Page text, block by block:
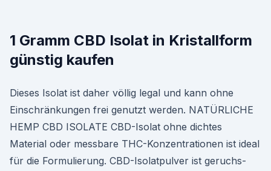
1 Gramm CBD Isolat in Kristallform
günstig kaufen
Dieses Isolat ist daher völlig legal und kann ohne
Einschränkungen frei genutzt werden. NATÜRLICHE
HEMP CBD ISOLATE CBD-Isolat ohne dichtes
Material oder messbare THC-Konzentrationen ist ideal
für die Formulierung. CBD-Isolatpulver ist geruchs-